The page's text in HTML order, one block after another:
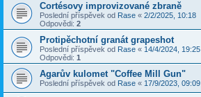
Cortésovy improvizované zbraně
Poslední příspěvek od Rase « 2/2/2025, 10:18
Odpovědi: 2
Protipěchotní granát grapeshot
Poslední příspěvek od Rase « 14/4/2024, 19:25
Odpovědi: 1
Agarův kulomet "Coffee Mill Gun"
Poslední příspěvek od Rase « 17/9/2023, 09:09